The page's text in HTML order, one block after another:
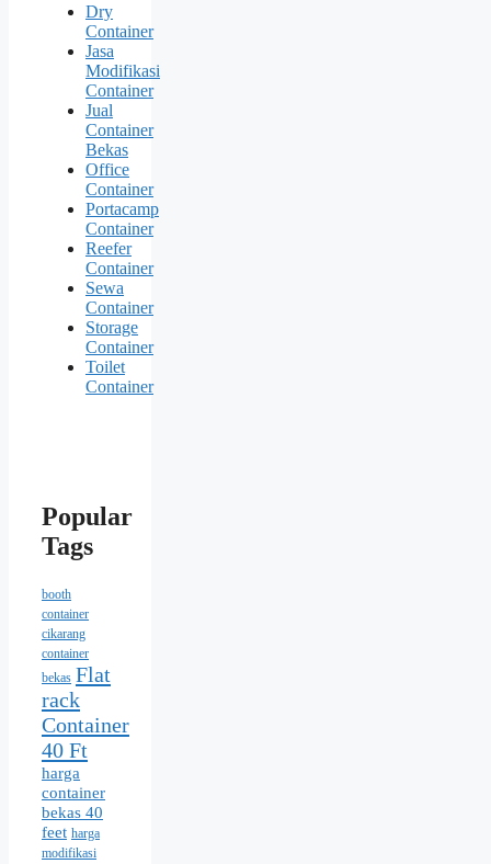
Dry
Container
Jasa
Modifikasi
Container
Jual
Container
Bekas
Office
Container
Portacamp
Container
Reefer
Container
Sewa
Container
Storage
Container
Toilet
Container
Popular
Tags
booth
container
cikarang
container
bekas Flat
rack
Container
40 Ft
harga
container
bekas 40
feet harga
modifikasi